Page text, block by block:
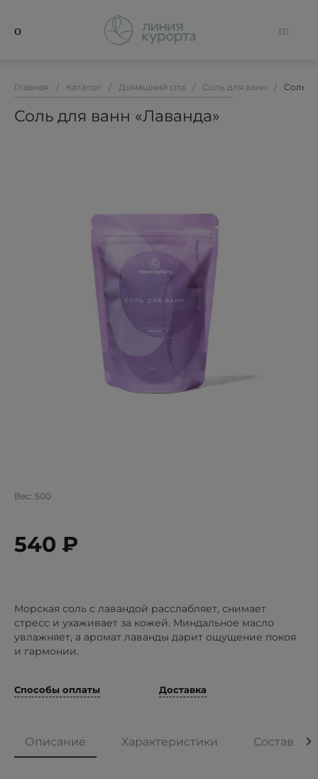
Главная / Каталог / Домашний спа / Соль для ванн / Соль
Соль для ванн «Лаванда»
Вес: 500
540 ₽
Морская соль с лавандой расслабляет, снимает
стресс и ухаживает за кожей. Миндальное масло
увлажняет, а аромат лаванды дарит ощущение покоя
и гармонии.
Способы оплаты Доставка
Описание Характеристики Состав